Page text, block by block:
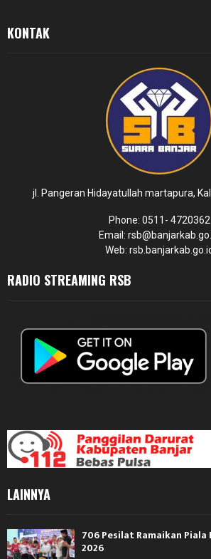
KONTAK
jl. Pangeran Hidayatullah martapura,
Phone: 0511- 4720362
Email:
Web:
RADIO STREAMING RSB
LAINNYA
706 Pesilat Ramaikan Piala
2026